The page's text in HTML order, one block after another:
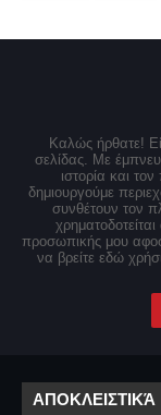
Καλώς ήρθατε!
σελίδας. Με
ιστορία και
δημιουργούμε
συνθέτουν τον
προσωπικής μου
να βρείτε εδώ
ΑΠΟΚΛΕΙΣΤΙΚΆ